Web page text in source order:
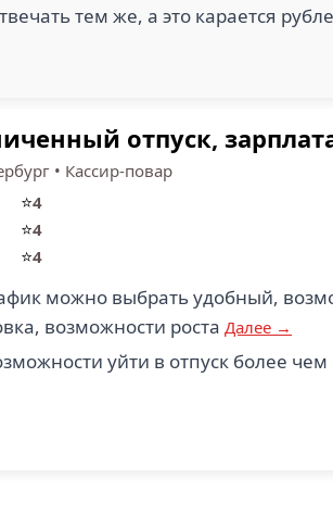
тем же, а это карается
отпуск,
• Кассир-повар
⭐4
⭐4
⭐4
можно выбрать удобный,
возможности роста Далее →
уйти в отпуск более чем